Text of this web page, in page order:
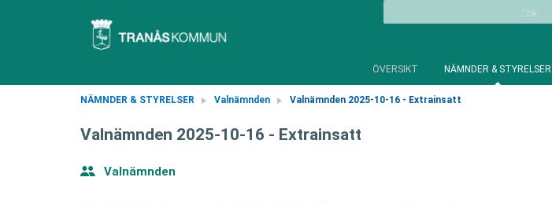
Sök
ÖVERSIKT NÄMNDER & STYRELSER
NÄMNDER & STYRELSER Valnämnden Valnämnden 2025-10-16 - Extrainsatt
Valnämnden 2025-10-16 - Extrainsatt
Valnämnden